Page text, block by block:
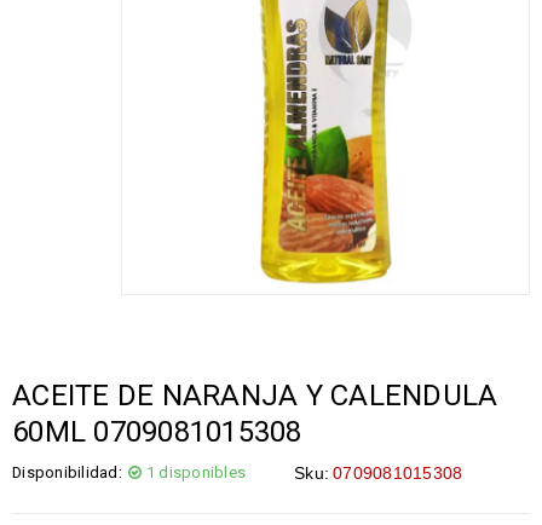
ACEITE DE NARANJA Y CALENDULA
60ML 0709081015308
Disponibilidad: 1 disponibles Sku: 0709081015308